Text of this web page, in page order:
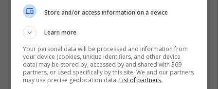
Store and/or access information on a device
Learn more
Your personal data will be processed and information from
your device (cookies, unique identifiers, and other device
data) may be stored by, accessed by and shared with 369
partners, or used specifically by this site. We and our partners
may use precise geolocation data. List of partners.